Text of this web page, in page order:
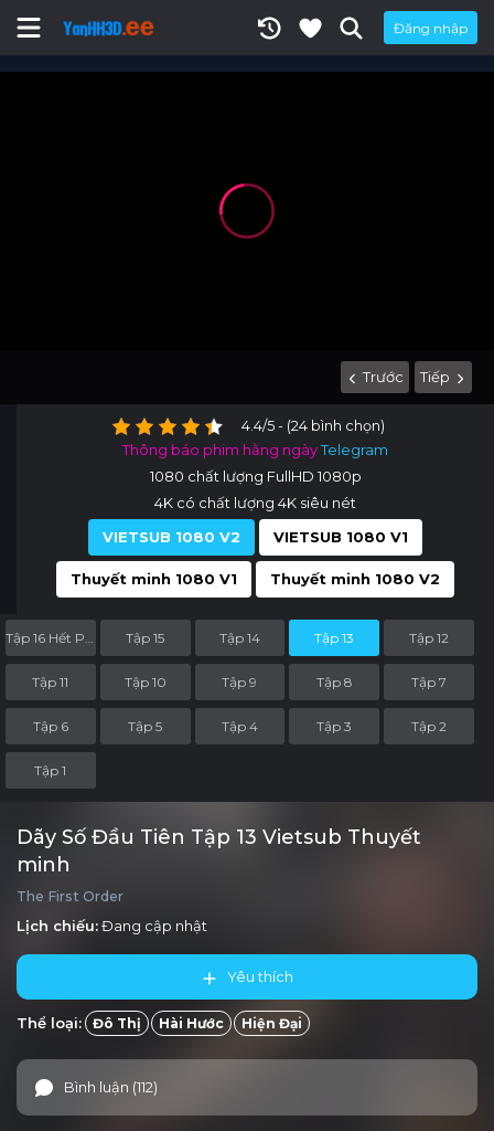
Đăng nhập
Trước Tiếp
4.4/5 - (24 bình chọn)
Thông báo phim hằng ngàyTelegram
1080 chất lượng FullHD 1080p
4K có chất lượng 4K siêu nét
VIETSUB 1080 V2
VIETSUB 1080 V1
Thuyết minh 1080 V1 Thuyết minh 1080 V2
Tập 15 Tập 14 Tập 13 Tập 12
Tập 11 Tập 10 Tập 9 Tập 8 Tập 7
Tập 6 Tập 5 Tập 4 Tập 3 Tập 2
Tập 1
Dãy Số Đầu Tiên Tập 13 Vietsub Thuyết
minh
The First Order
Lịch chiếu:Đang cập nhật
Yêu thích
Thể loại: Đô Thị Hài Hước Hiện Đại
Bình luận (112)